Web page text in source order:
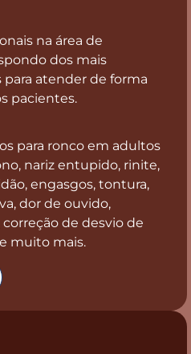
na área de
dos mais
atender de forma
pacientes.
para ronco em adultos
nariz entupido, rinite,
engasgos, tontura,
dor de ouvido,
de desvio de
muito mais.